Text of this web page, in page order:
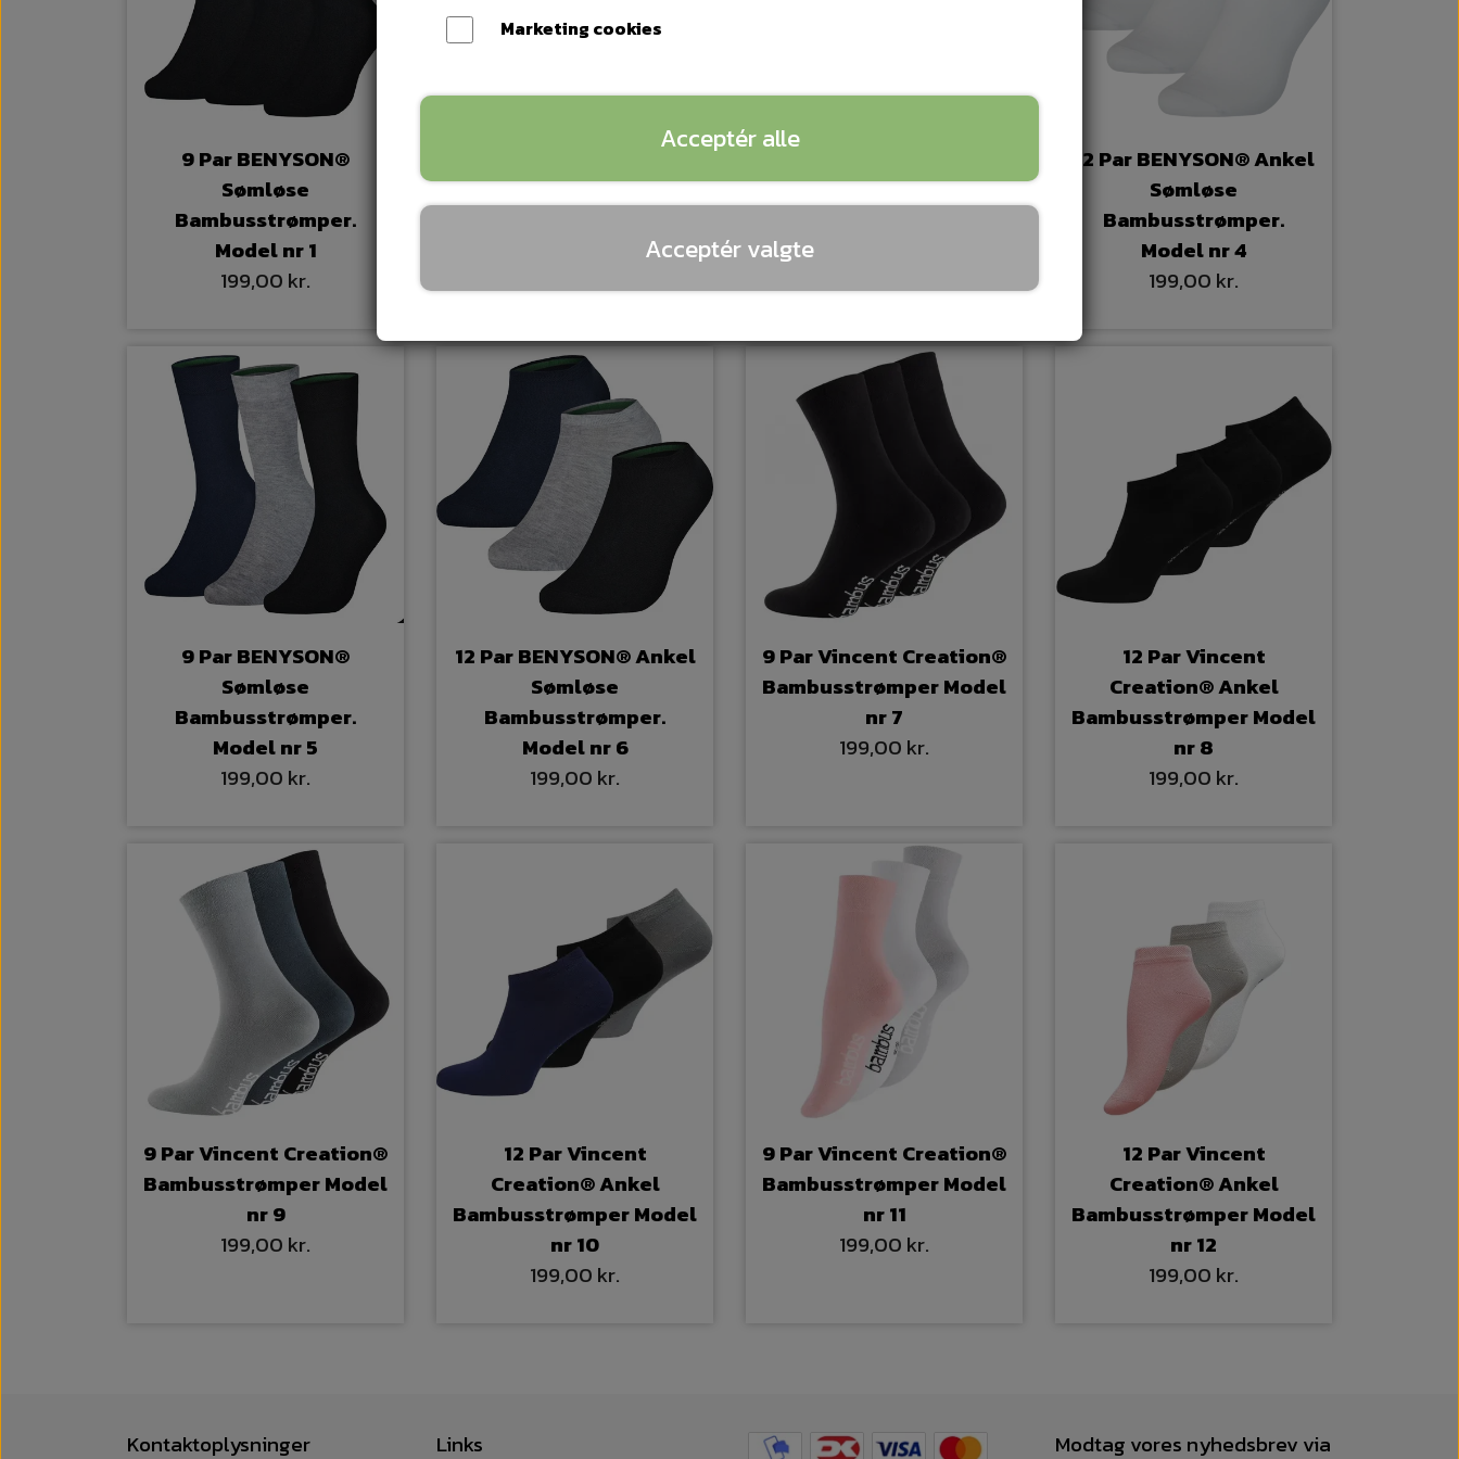
9 Par BENYSON®
Sømløse
Bambusstrømper.
Model nr 1
199,00 kr.
Sømløse
Sømløse
12 Par BENYSON® Ankel
Sømløse
Bambusstrømper.
Model nr 4
199,00 kr.
9 Par BENYSON®
Sømløse
Bambusstrømper.
Model nr 5
199,00 kr.
12 Par BENYSON® Ankel
Sømløse
Bambusstrømper.
Model nr 6
199,00 kr.
9 Par Vincent Creation®
Bambusstrømper Model
nr 7
199,00 kr.
12 Par Vincent
Creation® Ankel
Bambusstrømper Model
nr 8
199,00 kr.
9 Par Vincent Creation®
Bambusstrømper Model
nr 9
199,00 kr.
12 Par Vincent
Creation® Ankel
Bambusstrømper Model
nr 10
199,00 kr.
9 Par Vincent Creation®
Bambusstrømper Model
nr 11
199,00 kr.
12 Par Vincent
Creation® Ankel
Bambusstrømper Model
nr 12
199,00 kr.
Kontaktoplysninger Links Modtag vores nyhedsbrev via
Marketing cookies
Acceptér alle
Acceptér valgte